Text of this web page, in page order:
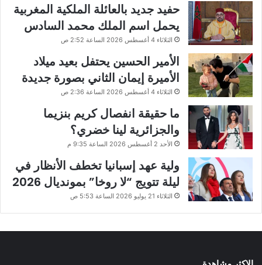
حفيد جديد بالعائلة الملكية المغربية
يحمل اسم الملك محمد السادس
الثلاثاء 4 أغسطس 2026 الساعة 2:52 ص
الأمير الحسين يحتفل بعيد ميلاد
الأميرة إيمان الثاني بصورة جديدة
الثلاثاء 4 أغسطس 2026 الساعة 2:36 ص
ما حقيقة انفصال كريم بنزيما
والجزائرية لينا خضري؟
الأحد 2 أغسطس 2026 الساعة 9:35 م
ولية عهد إسبانيا تخطف الأنظار في
ليلة تتويج “لا روخا” بمونديال 2026
الثلاثاء 21 يوليو 2026 الساعة 5:53 ص